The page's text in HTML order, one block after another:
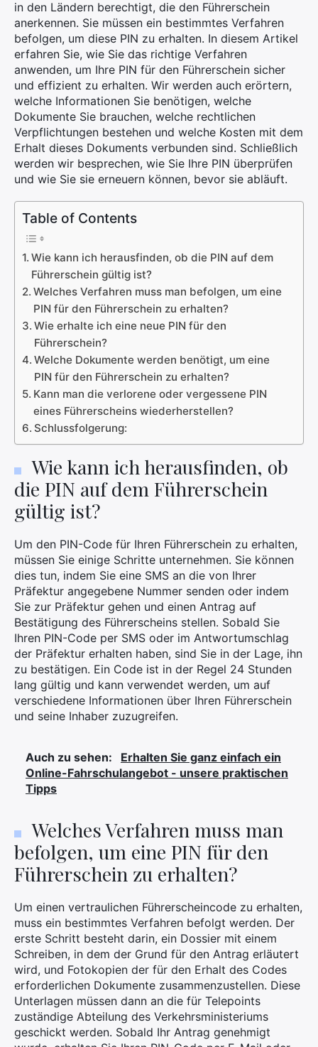
in den Ländern berechtigt, die den Führerschein
anerkennen. Sie müssen ein bestimmtes Verfahren
befolgen, um diese PIN zu erhalten. In diesem Artikel
erfahren Sie, wie Sie das richtige Verfahren
anwenden, um Ihre PIN für den Führerschein sicher
und effizient zu erhalten. Wir werden auch erörtern,
welche Informationen Sie benötigen, welche
Dokumente Sie brauchen, welche rechtlichen
Verpflichtungen bestehen und welche Kosten mit dem
Erhalt dieses Dokuments verbunden sind. Schließlich
werden wir besprechen, wie Sie Ihre PIN überprüfen
und wie Sie sie erneuern können, bevor sie abläuft.
Table of Contents
Wie kann ich herausfinden, ob die PIN auf dem
Führerschein gültig ist?
Welches Verfahren muss man befolgen, um eine
PIN für den Führerschein zu erhalten?
Wie erhalte ich eine neue PIN für den
Führerschein?
Welche Dokumente werden benötigt, um eine
PIN für den Führerschein zu erhalten?
Kann man die verlorene oder vergessene PIN
eines Führerscheins wiederherstellen?
Schlussfolgerung:
Wie kann ich herausfinden, ob
die PIN auf dem Führerschein
gültig ist?
Um den PIN-Code für Ihren Führerschein zu erhalten,
müssen Sie einige Schritte unternehmen. Sie können
dies tun, indem Sie eine SMS an die von Ihrer
Präfektur angegebene Nummer senden oder indem
Sie zur Präfektur gehen und einen Antrag auf
Bestätigung des Führerscheins stellen. Sobald Sie
Ihren PIN-Code per SMS oder im Antwortumschlag
der Präfektur erhalten haben, sind Sie in der Lage, ihn
zu bestätigen. Ein Code ist in der Regel 24 Stunden
lang gültig und kann verwendet werden, um auf
verschiedene Informationen über Ihren Führerschein
und seine Inhaber zuzugreifen.
Auch zu sehen:
Erhalten Sie ganz einfach ein
Online-Fahrschulangebot - unsere praktischen
Tipps
Welches Verfahren muss man
befolgen, um eine PIN für den
Führerschein zu erhalten?
Um einen vertraulichen Führerscheincode zu erhalten,
muss ein bestimmtes Verfahren befolgt werden. Der
erste Schritt besteht darin, ein Dossier mit einem
Schreiben, in dem der Grund für den Antrag erläutert
wird, und Fotokopien der für den Erhalt des Codes
erforderlichen Dokumente zusammenzustellen. Diese
Unterlagen müssen dann an die für Telepoints
zuständige Abteilung des Verkehrsministeriums
geschickt werden. Sobald Ihr Antrag genehmigt